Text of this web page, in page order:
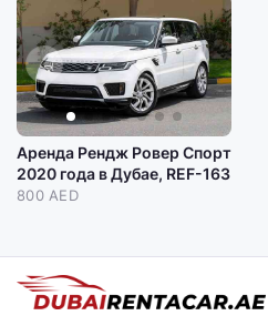
Аренда Рендж Ровер Спорт
2020 года в Дубае, REF-163
800 AED